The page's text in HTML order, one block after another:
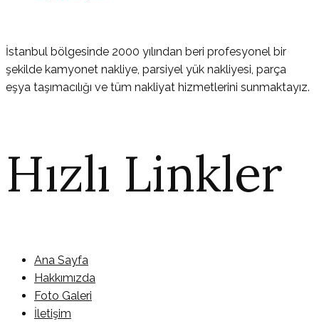
İstanbul bölgesinde 2000 yılından beri profesyonel bir
şekilde kamyonet nakliye, parsiyel yük nakliyesi, parça
eşya taşımacılığı ve tüm nakliyat hizmetlerini sunmaktayız.
Hızlı Linkler
Ana Sayfa
Hakkımızda
Foto Galeri
İletişim